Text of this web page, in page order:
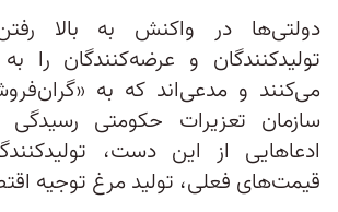
دولتی‌ها در واکنش به بالا
تولید‌کنندگان و عرضه‌کنندگان را
می‌کنند و مدعی‌اند که به
سازمان تعزیرات حکومتی
ادعاهایی از این دست،
قیمت‌های فعلی، تولید مرغ توجیه